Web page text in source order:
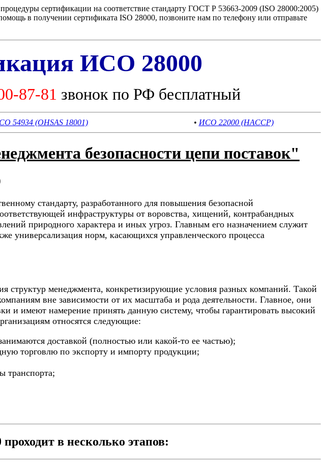
сертификации на соответствие стандарту ГОСТ Р 53663-2009 (ISO 28000:2005)
в получении сертификата ISO 28000, позвоните нам по телефону или отправьте
ИСО 28000
87-81 звонок по РФ бесплатный
54934 (OHSAS 18001) • ИСО 22000 (HACCP)
безопасности цепи поставок"
стандарту, разработанного для повышения безопасной
инфраструктуры от воровства, хищений, контрабандных
природного характера и иных угроз. Главным его назначением служит
универсализация норм, касающихся управленческого процесса
структур менеджмента, конкретизирующие условия разных компаний. Такой
вне зависимости от их масштаба и рода деятельности. Главное, они
и имеют намерение принять данную систему, чтобы гарантировать высокий
относятся следующие:
доставкой (полностью или какой-то ее частью);
торговлю по экспорту и импорту продукции;
транспорта;
в несколько этапов: